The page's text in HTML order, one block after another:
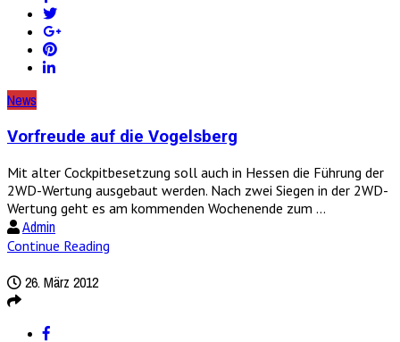
News
Vorfreude auf die Vogelsberg
Mit alter Cockpitbesetzung soll auch in Hessen die Führung der
2WD-Wertung ausgebaut werden. Nach zwei Siegen in der 2WD-
Wertung geht es am kommenden Wochenende zum ...
Admin
Continue Reading
26. März 2012